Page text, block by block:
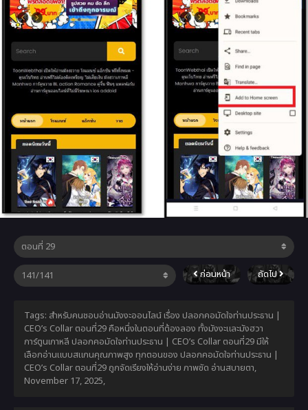
ก่อนหน้า ถัดไป
Tags: สำหรับคนชอบอ่านมังงะออนไลน์ เรื่อง ปลอกคอมัดใจท่านประธาน |
CEO’s Collar ตอนที่29 คือหนึ่งในตอนที่ต้องลอง ทั้งมังงะและมังฮวา
การ์ตูนเกาหลี ปลอกคอมัดใจท่านประธาน | CEO’s Collar ตอนที่29 มีให้
เลือกอ่านแบบสแกนคุณภาพสูง ทุกตอนของ ปลอกคอมัดใจท่านประธาน |
CEO’s Collar ตอนที่29 ถูกจัดเรียงให้อ่านง่าย ภาพชัด อ่านสบายตา,
November 17, 2025,